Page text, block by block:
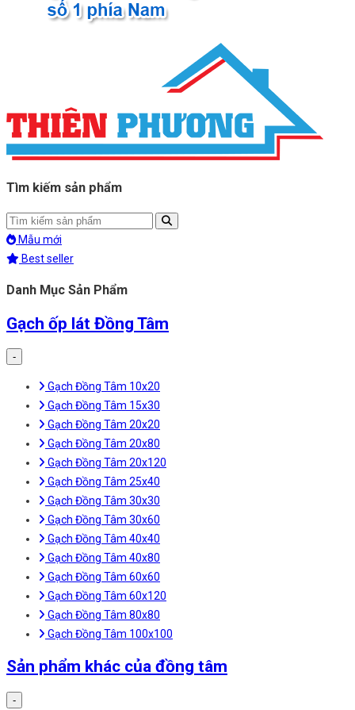
Tìm kiếm sản phẩm
Mẫu mới
Best seller
Danh Mục Sản Phẩm
Gạch ốp lát Đồng Tâm
-
Gạch Đồng Tâm 10x20
Gạch Đồng Tâm 15x30
Gạch Đồng Tâm 20x20
Gạch Đồng Tâm 20x80
Gạch Đồng Tâm 20x120
Gạch Đồng Tâm 25x40
Gạch Đồng Tâm 30x30
Gạch Đồng Tâm 30x60
Gạch Đồng Tâm 40x40
Gạch Đồng Tâm 40x80
Gạch Đồng Tâm 60x60
Gạch Đồng Tâm 60x120
Gạch Đồng Tâm 80x80
Gạch Đồng Tâm 100x100
Sản phẩm khác của đồng tâm
-